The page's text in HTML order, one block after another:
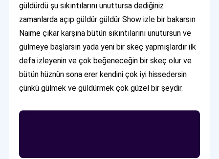
güldürdü şu sıkıntılarını unuttursa dediğiniz
zamanlarda açıp güldür güldür Show izle bir bakarsın
Naime çıkar karşına bütün sıkıntılarını unutursun ve
gülmeye başlarsın yada yeni bir skeç yapmışlardır ilk
defa izleyenin ve çok beğeneceğin bir skeç olur ve
bütün hüznün sona erer kendini çok iyi hissedersin
çünkü gülmek ve güldürmek çok güzel bir şeydir.